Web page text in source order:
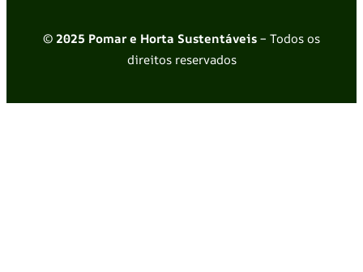
© 2025 Pomar e Horta Sustentáveis– Todos os
direitos reservados